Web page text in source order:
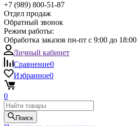
+7 (989) 800-51-87
Отдел продаж
Обратный звонок
Режим работы:
Обработка заказов пн-пт с 9:00 до 18:00
Личный кабинет
Сравнение0
Избранное0
0
Поиск